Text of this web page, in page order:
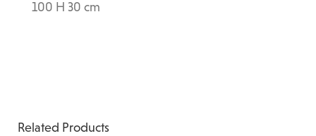
100 H 30 cm
Related Products